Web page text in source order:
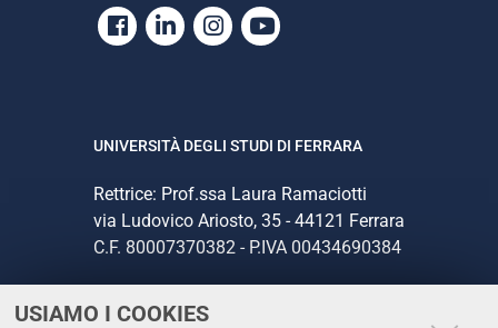
USIAMO I COOKIES
Facebook
LinkedinInstagram
Youtube
UNIVERSITÀ DEGLI STUDI DI FERRARA
Rettrice: Prof.ssa Laura Ramaciotti
via Ludovico Ariosto, 35 - 44121 Ferrara
C.F. 80007370382 - P.IVA 00434690384
CONTATTI